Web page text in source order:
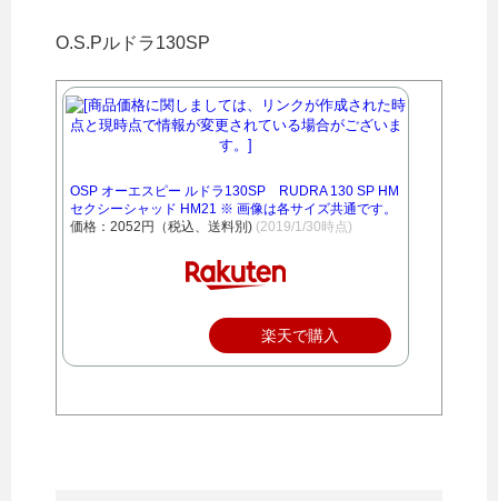
O.S.Pルドラ130SP
OSP オーエスピー ルドラ130SP RUDRA 130 SP HM
セクシーシャッド HM21 ※ 画像は各サイズ共通です。
価格：2052円（税込、送料別) (2019/1/30時点)
楽天で購入